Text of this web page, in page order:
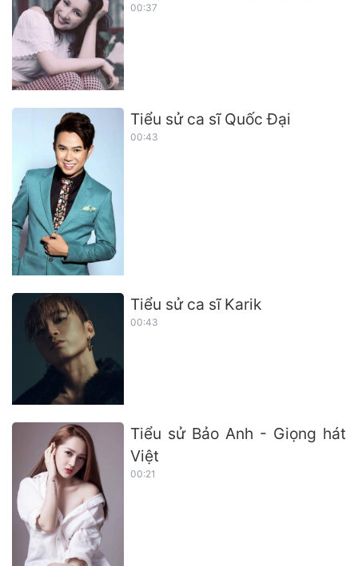
00:37
Tiểu sử ca sĩ Quốc Đại
00:43
Tiểu sử ca sĩ Karik
00:43
Tiểu sử Bảo Anh - Giọng hát
Việt
00:21